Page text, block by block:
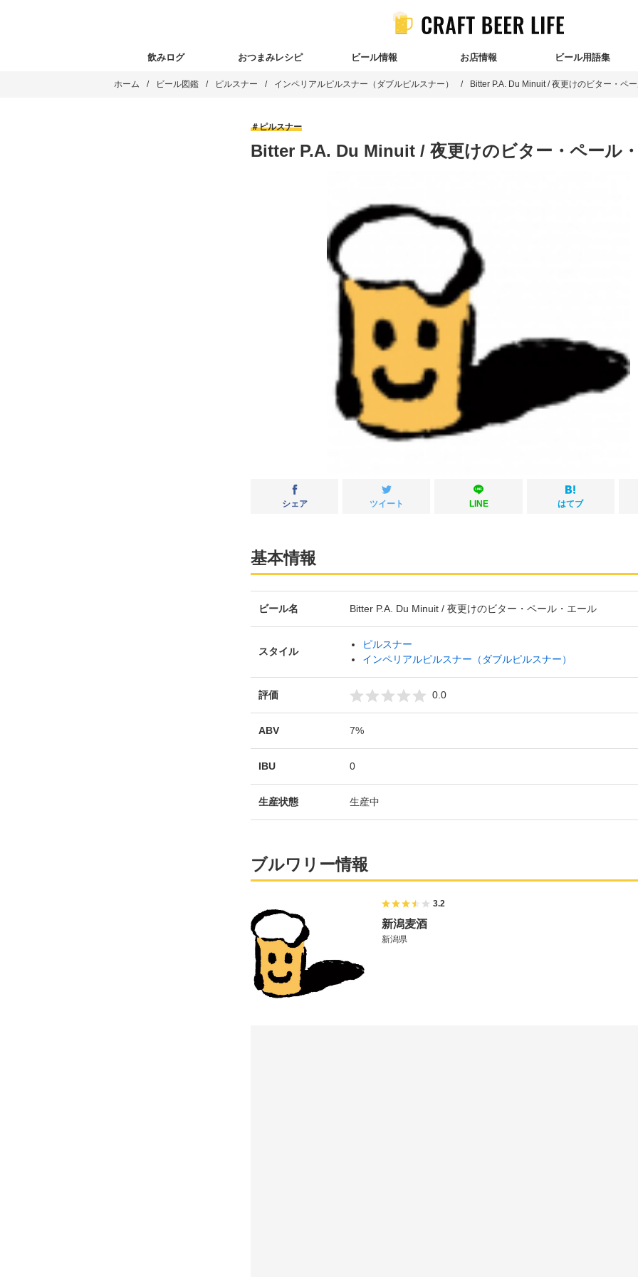
飲みログ おつまみレシピ ビール情報 お店情報 ビール用語集
ホーム ビール図鑑 ピルスナー インペリアルピルスナー（ダブルピルスナー） Bitter P.A. Du Minuit / 夜更けのビター・ペ
ピルスナー
Bitter P.A. Du Minuit / 夜更けのビター・ペール
シェア ツイート LINE はてブ
基本情報
ビール名 Bitter P.A. Du Minuit / 夜更けのビター・ペール・エール
スタイル
ピルスナー
インペリアルピルスナー（ダブルピルスナー）
評価 0.0
ABV 7%
IBU 0
生産状態 生産中
ブルワリー情報
3.2
新潟麦酒
新潟県